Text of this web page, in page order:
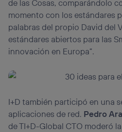
de las Cosas, comparándolo
momento con los estándares
palabras del propio David del
estándares abiertos para las
innovación en Europa”.
I+D también participó en una
aplicaciones de red. Pedro
de TI+D-Global CTO moderó